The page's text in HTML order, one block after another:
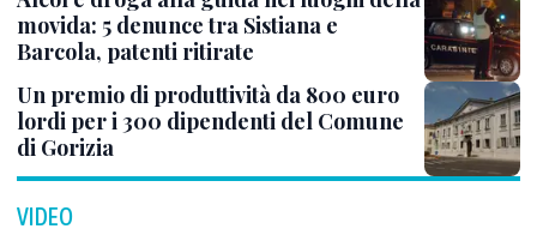
movida: 5 denunce tra Sistiana e
Barcola, patenti ritirate
Un premio di produttività da 800 euro
lordi per i 300 dipendenti del Comune
di Gorizia
VIDEO